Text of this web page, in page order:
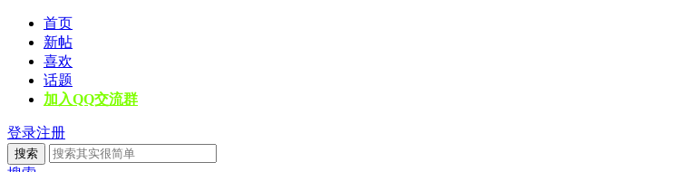
首页
新帖
喜欢
话题
加入QQ交流群
登录注册
搜索